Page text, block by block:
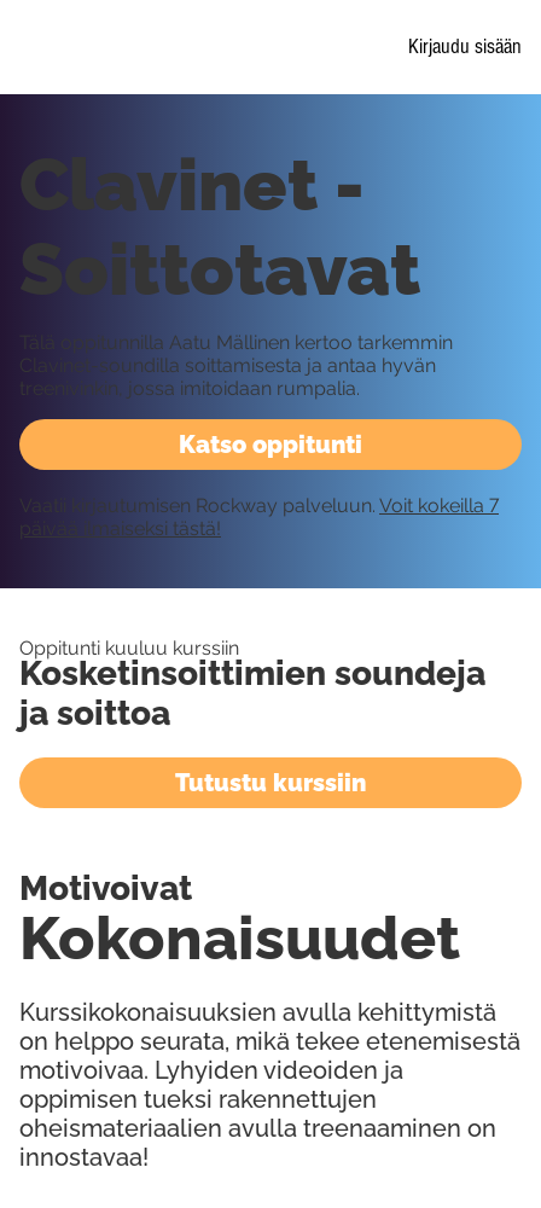
Kirjaudu sisään
Katso oppitunti
Clavinet -
Soittotavat
Tälä oppitunnilla Aatu Mällinen kertoo tarkemmin
Clavinet-soundilla soittamisesta ja antaa hyvän
treenivinkin, jossa imitoidaan rumpalia.
Vaatii kirjautumisen Rockway palveluun. Voit kokeilla 7
päivää ilmaiseksi tästä!
Oppitunti kuuluu kurssiin
Kosketinsoittimien soundeja
ja soittoa
Tutustu kurssiin
Kurssikokonaisuuksien avulla kehittymistä
on helppo seurata, mikä tekee etenemisestä
motivoivaa. Lyhyiden videoiden ja
oppimisen tueksi rakennettujen
oheismateriaalien avulla treenaaminen on
innostavaa!
Kokonaisuudet
Motivoivat